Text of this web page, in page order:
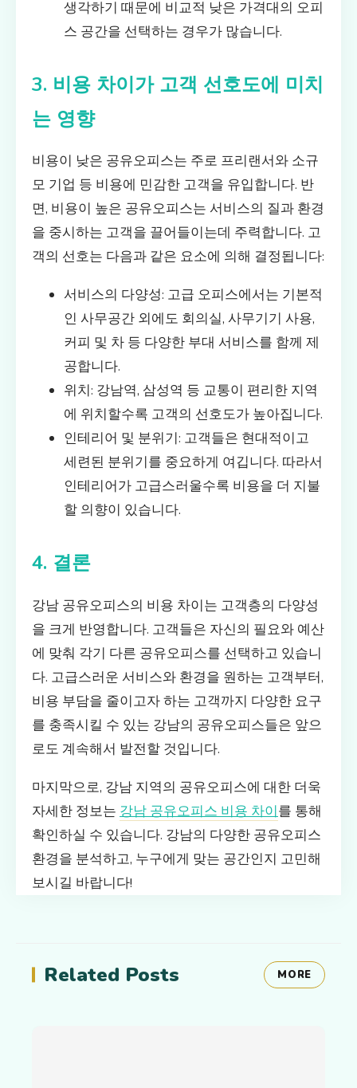
생각하기 때문에 비교적 낮은 가격대의 오피
스 공간을 선택하는 경우가 많습니다.
3. 비용 차이가 고객 선호도에 미치
는 영향
비용이 낮은 공유오피스는 주로 프리랜서와 소규
모 기업 등 비용에 민감한 고객을 유입합니다. 반
면, 비용이 높은 공유오피스는 서비스의 질과 환경
을 중시하는 고객을 끌어들이는데 주력합니다. 고
객의 선호는 다음과 같은 요소에 의해 결정됩니다:
서비스의 다양성: 고급 오피스에서는 기본적
인 사무공간 외에도 회의실, 사무기기 사용,
커피 및 차 등 다양한 부대 서비스를 함께 제
공합니다.
위치: 강남역, 삼성역 등 교통이 편리한 지역
에 위치할수록 고객의 선호도가 높아집니다.
인테리어 및 분위기: 고객들은 현대적이고
세련된 분위기를 중요하게 여깁니다. 따라서
인테리어가 고급스러울수록 비용을 더 지불
할 의향이 있습니다.
4. 결론
강남 공유오피스의 비용 차이는 고객층의 다양성
을 크게 반영합니다. 고객들은 자신의 필요와 예산
에 맞춰 각기 다른 공유오피스를 선택하고 있습니
다. 고급스러운 서비스와 환경을 원하는 고객부터,
비용 부담을 줄이고자 하는 고객까지 다양한 요구
를 충족시킬 수 있는 강남의 공유오피스들은 앞으
로도 계속해서 발전할 것입니다.
마지막으로, 강남 지역의 공유오피스에 대한 더욱
자세한 정보는 강남 공유오피스 비용 차이를 통해
확인하실 수 있습니다. 강남의 다양한 공유오피스
환경을 분석하고, 누구에게 맞는 공간인지 고민해
보시길 바랍니다!
Related Posts MORE